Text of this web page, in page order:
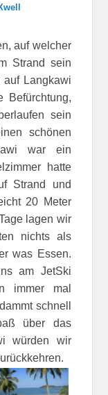
auf welcher
Strand sein
Langkawi
Befürchtung,
sein
schönen
war ein
hatte
Strand und
20 Meter
lagen wir
nichts als
was Essen.
am JetSki
immer mal
schnell
über das
würden wir